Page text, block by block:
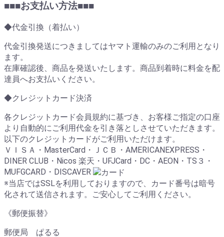
■■■お支払い方法■■■
◆代金引換（着払い）
代金引換発送につきましてはヤマト運輸のみのご利用となり
ます。
在庫確認後、商品を発送いたします。商品到着時に料金を配
達員へお支払いください。
◆クレジットカード決済
各クレジットカード会員規約に基づき、お客様ご指定の口座
より自動的にご利用代金を引き落としさせていただきます。
以下のクレジットカードがご利用いただけます。
ＶＩＳＡ・MasterCard・ＪＣＢ・AMERICANEXPRESS・
DINER CLUB・Nicos 楽天・UFJCard・DC・AEON・TS３・
MUFGCARD・DISCAVER
※当店ではSSLを利用しておりますので、カード番号は暗号
化されて送信されます。ご安心してご利用ください。
《郵便振替》
郵便局 ぱるる